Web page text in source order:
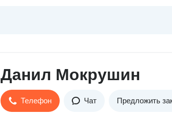
Данил Мокрушин
Телефон Чат Предложить